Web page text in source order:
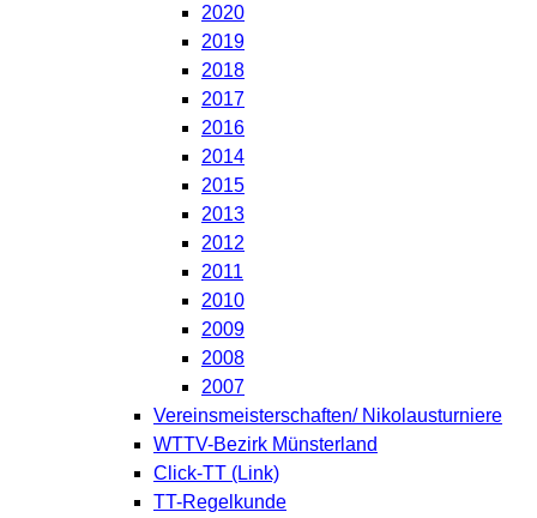
2020
2019
2018
2017
2016
2014
2015
2013
2012
2011
2010
2009
2008
2007
Vereinsmeisterschaften/ Nikolausturniere
WTTV-Bezirk Münsterland
Click-TT (Link)
TT-Regelkunde